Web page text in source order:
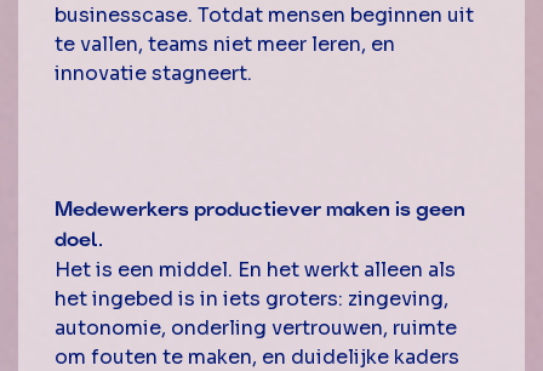
businesscase. Totdat mensen beginnen uit
te vallen, teams niet meer leren, en
innovatie stagneert.
Medewerkers productiever maken is geen
doel.
Het is een middel. En het werkt alleen als
het ingebed is in iets groters: zingeving,
autonomie, onderling vertrouwen, ruimte
om fouten te maken, en duidelijke kaders